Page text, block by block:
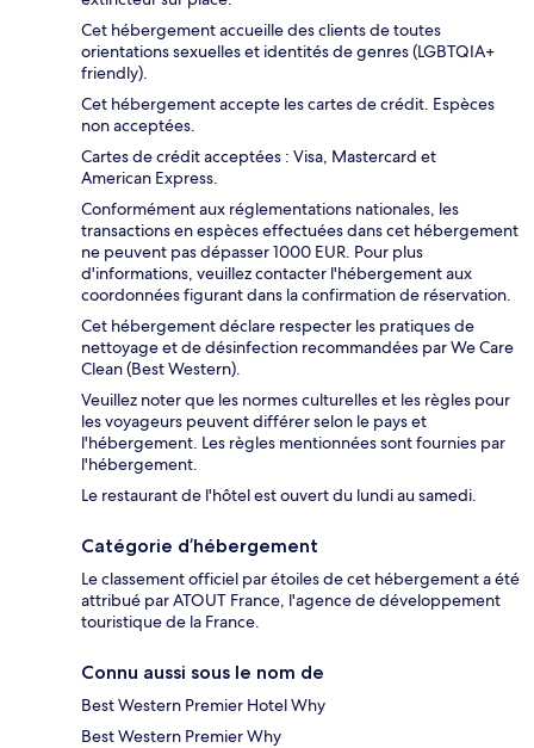
Cet hébergement accueille des clients de toutes
orientations sexuelles et identités de genres (LGBTQIA+
friendly).
Cet hébergement accepte les cartes de crédit. Espèces
non acceptées.
Cartes de crédit acceptées : Visa, Mastercard et
American Express.
Conformément aux réglementations nationales, les
transactions en espèces effectuées dans cet hébergement
ne peuvent pas dépasser 1000 EUR. Pour plus
d'informations, veuillez contacter l'hébergement aux
coordonnées figurant dans la confirmation de réservation.
Cet hébergement déclare respecter les pratiques de
nettoyage et de désinfection recommandées par We Care
Clean (Best Western).
Veuillez noter que les normes culturelles et les règles pour
les voyageurs peuvent différer selon le pays et
l'hébergement. Les règles mentionnées sont fournies par
l'hébergement.
Le restaurant de l'hôtel est ouvert du lundi au samedi.
Catégorie d’hébergement
Le classement officiel par étoiles de cet hébergement a été
attribué par ATOUT France, l'agence de développement
touristique de la France.
Connu aussi sous le nom de
Best Western Premier Hotel Why
Best Western Premier Why